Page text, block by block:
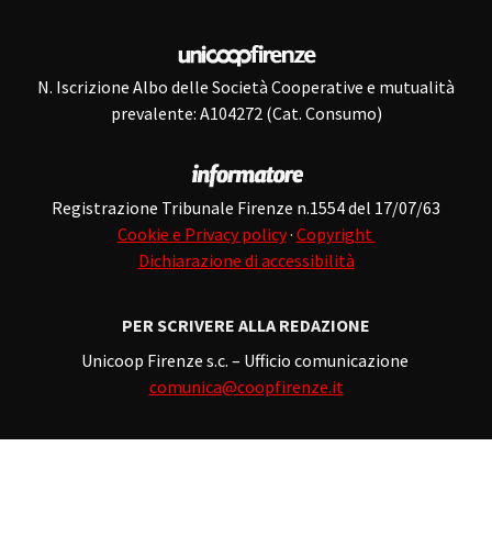
N. Iscrizione Albo delle Società Cooperative e mutualità
prevalente: A104272 (Cat. Consumo)
Registrazione Tribunale Firenze n.1554 del 17/07/63
Cookie e Privacy policy· Copyright
Dichiarazione di accessibilità
PER SCRIVERE ALLA REDAZIONE
Unicoop Firenze s.c. – Ufficio comunicazione
comunica@coopfirenze.it